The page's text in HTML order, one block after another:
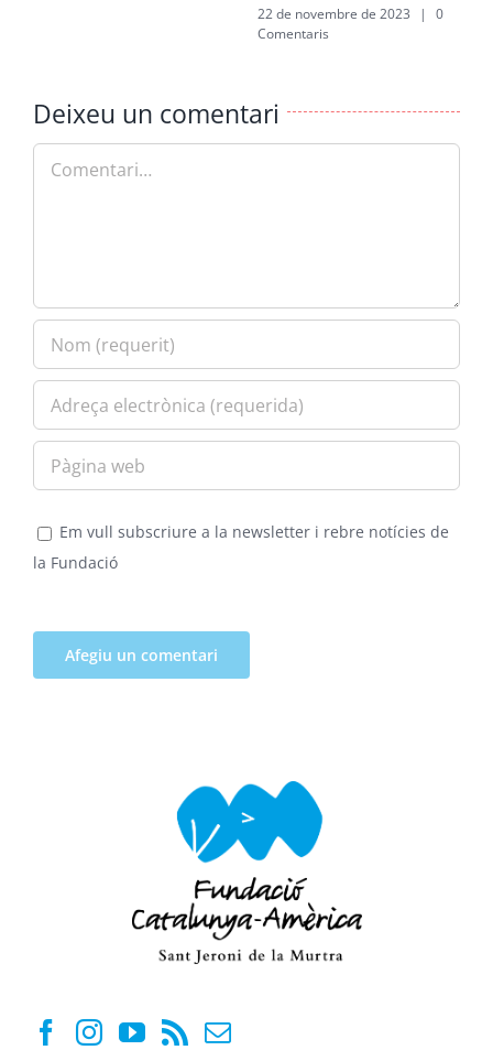
22 de novembre de 2023 |
0
Comentaris
Deixeu un comentari
Em vull subscriure a la newsletter i rebre notícies de
la Fundació